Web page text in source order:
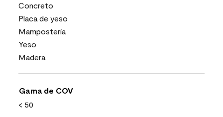
Concreto
Placa de yeso
Mampostería
Yeso
Madera
Gama de COV
< 50